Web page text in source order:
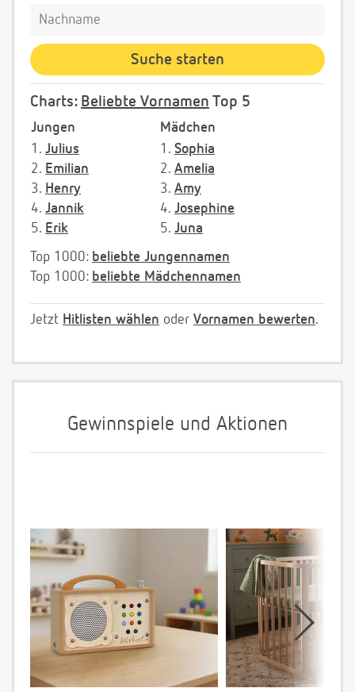
Charts: Beliebte Vornamen Top 5
Jungen
Mädchen
1. Julius
2. Emilian
3. Henry
4. Jannik
5. Erik
1. Sophia
2. Amelia
3. Amy
4. Josephine
5. Juna
Top 1000: beliebte Jungennamen
Top 1000: beliebte Mädchennamen
Jetzt Hitlisten wählen oder Vornamen bewerten.
Gewinnspiele und Aktionen